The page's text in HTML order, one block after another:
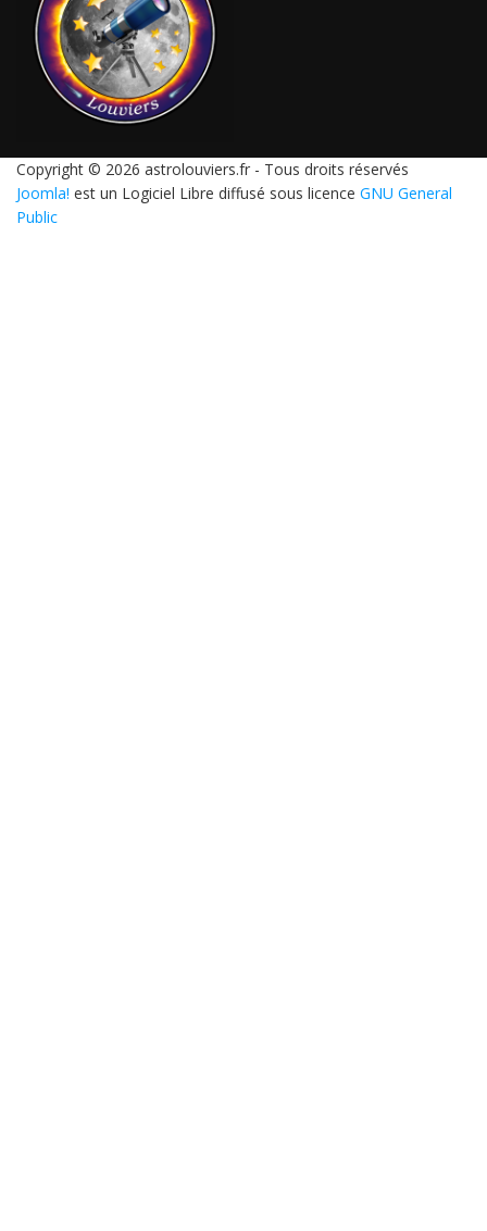
Copyright © 2026 astrolouviers.fr - Tous droits réservés
Joomla! est un Logiciel Libre diffusé sous licence GNU General
Public